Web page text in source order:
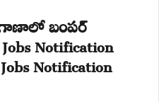
బంపర్
Notification
Notification